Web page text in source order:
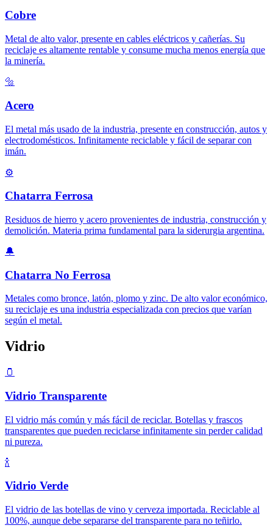
Cobre
Metal de alto valor, presente en cables eléctricos y cañerías. Su
reciclaje es altamente rentable y consume mucha menos energía que
la minería.
🔩
Acero
El metal más usado de la industria, presente en construcción, autos y
electrodomésticos. Infinitamente reciclable y fácil de separar con
imán.
⚙️
Chatarra Ferrosa
Residuos de hierro y acero provenientes de industria, construcción y
demolición. Materia prima fundamental para la siderurgia argentina.
🔔
Chatarra No Ferrosa
Metales como bronce, latón, plomo y zinc. De alto valor económico,
su reciclaje es una industria especializada con precios que varían
según el metal.
Vidrio
🫙
Vidrio Transparente
El vidrio más común y más fácil de reciclar. Botellas y frascos
transparentes que pueden reciclarse infinitamente sin perder calidad
ni pureza.
🍾
Vidrio Verde
El vidrio de las botellas de vino y cerveza importada. Reciclable al
100%, aunque debe separarse del transparente para no teñirlo.